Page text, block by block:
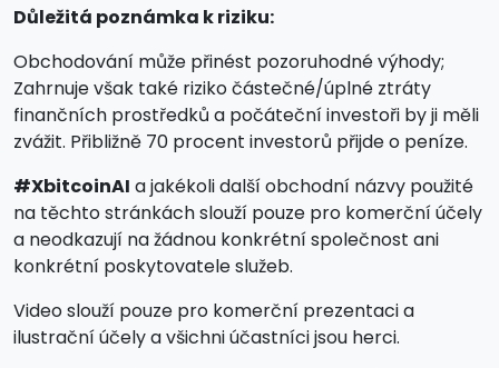
Důležitá poznámka k riziku:
Obchodování může přinést pozoruhodné výhody;
Zahrnuje však také riziko částečné/úplné ztráty
finančních prostředků a počáteční investoři by ji měli
zvážit. Přibližně 70 procent investorů přijde o peníze.
#XbitcoinAI a jakékoli další obchodní názvy použité
na těchto stránkách slouží pouze pro komerční účely
a neodkazují na žádnou konkrétní společnost ani
konkrétní poskytovatele služeb.
Video slouží pouze pro komerční prezentaci a
ilustrační účely a všichni účastníci jsou herci.